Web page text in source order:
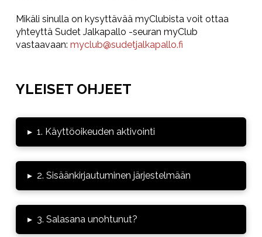
Mikäli sinulla on kysyttävää myClubista voit ottaa
yhteyttä Sudet Jalkapallo -seuran myClub
vastaavaan: myclub@sudetjalkapallo.fi
YLEISET OHJEET
▸ 1. Käyttöoikeuden aktivointi
▸ 2. Sisäänkirjautuminen järjestelmään
▸ 3. Salasana unohtunut?